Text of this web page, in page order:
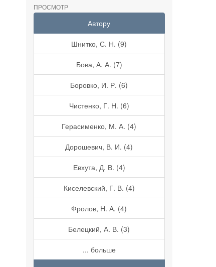
ПРОСМОТР
Автору
Шнитко, С. Н. (9)
Бова, А. А. (7)
Боровко, И. Р. (6)
Чистенко, Г. Н. (6)
Герасименко, М. А. (4)
Дорошевич, В. И. (4)
Евхута, Д. В. (4)
Киселевский, Г. В. (4)
Фролов, Н. А. (4)
Белецкий, А. В. (3)
... больше